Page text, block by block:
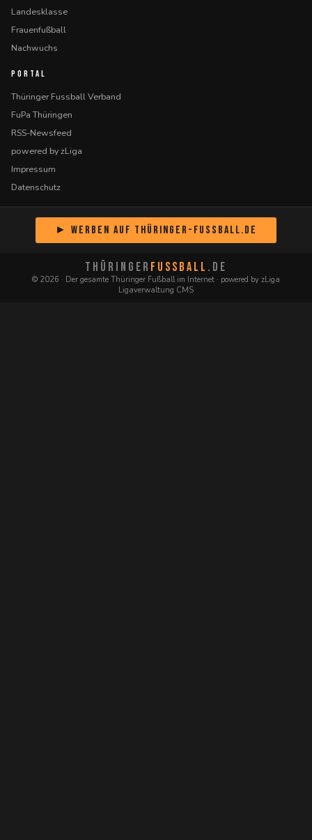
Landesklasse
Frauenfußball
Nachwuchs
PORTAL
Thüringer Fussball Verband
FuPa Thüringen
RSS-Newsfeed
powered by zLiga
Impressum
Datenschutz
► Werben auf Thüringer-Fussball.de
THÜRINGER FUSSBALL .DE
© 2026 · Der gesamte Thüringer Fußball im Internet · powered by zLiga
Ligaverwaltung CMS